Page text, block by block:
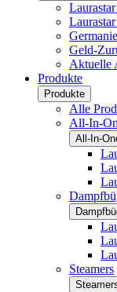
Geld-
Aktuelle
Produkte
Produkte
Alle
All-In-
All-In-
Steamers